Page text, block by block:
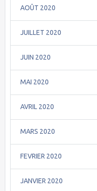
AOÛT 2020
JUILLET 2020
JUIN 2020
MAI 2020
AVRIL 2020
MARS 2020
FEVRIER 2020
JANVIER 2020